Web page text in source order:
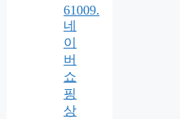
61009.
네
이
버
쇼
핑
상